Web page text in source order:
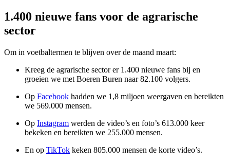
1.400 nieuwe fans voor de agrarische
sector
Om in voetbaltermen te blijven over de maand maart:
Kreeg de agrarische sector er 1.400 nieuwe fans bij en
groeien we met Boeren Buren naar 82.100 volgers.
Op Facebook hadden we 1,8 miljoen weergaven en bereikten
we 569.000 mensen.
Op Instagram werden de video’s en foto’s 613.000 keer
bekeken en bereikten we 255.000 mensen.
En op TikTok keken 805.000 mensen de korte video’s.